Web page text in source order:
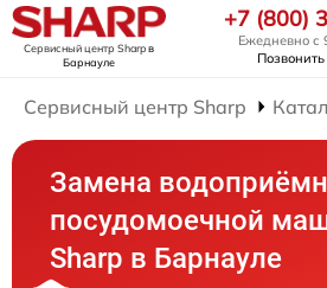
Сервисный центр Sharpв
Барнауле
+7 (800)
Ежедневно с
Позвонить
Сервисный центр Sharp
Замена
посудомоечной
Sharp в Барнауле